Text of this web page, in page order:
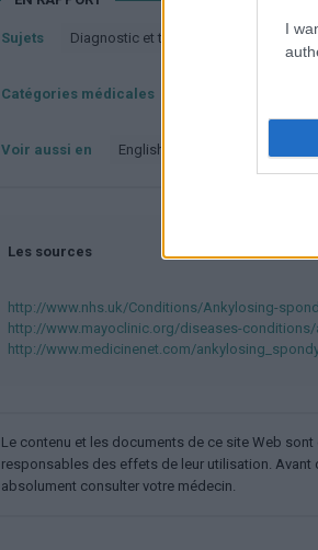
I
Sujets Diagnostic et traitement de la maladie
Catégories médicales
Voir aussi en english
Les sources
http://www.nhs.uk/Conditions/Ankylosing-
http://www.mayoclinic.org/diseases-
http://www.medicinenet.com/
Le contenu et les documents de ce site Web
responsables des effets de leur utilisation.
absolument consulter votre médecin.